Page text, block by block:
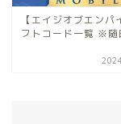
【エイジオブエンパ
フトコード一覧 ※随